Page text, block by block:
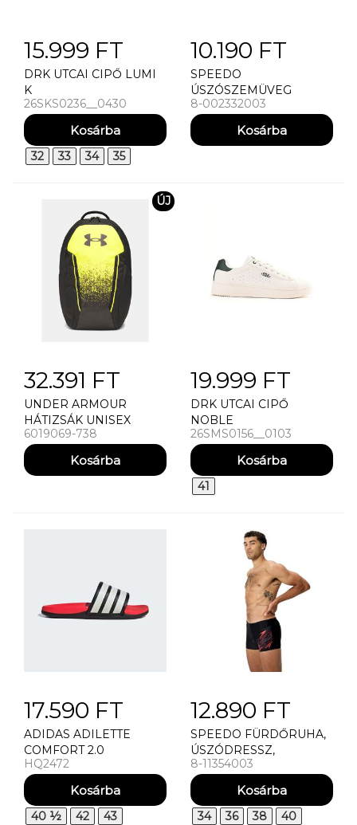
15.999 FT
DRK UTCAI CIPŐ LUMI
K
26SKS0236__0430
32 33 34 35
10.190 FT
SPEEDO
ÚSZÓSZEMÜVEG
BIOFUSE 2.0 GOG AU
8-002332003
ÚJ
32.391 FT
UNDER ARMOUR
HÁTIZSÁK UNISEX
UNDER ARMOUR NO
WEIGH LITE BP
HÁTIZSÁK
6019069-738
19.999 FT
DRK UTCAI CIPŐ
NOBLE
26SMS0156__0103
41
17.590 FT
ADIDAS ADILETTE
COMFORT 2.0
HQ2472
40 ½ 42
43
12.890 FT
SPEEDO FÜRDŐRUHA,
ÚSZÓDRESSZ,
ÚSZÓNADRÁG MEDLEY
LOGO AQUASHORT
8-11354003
34 36 38 40